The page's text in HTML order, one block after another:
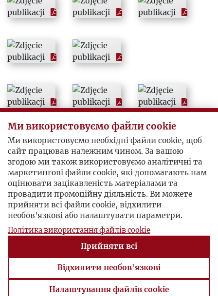
2003
2006
2007
2008
2009
2010
Ми використовуємо файли cookie
Ми використовуємо необхідні файли cookie, щоб
сайт працював належним чином. За вашою
згодою ми також використовуємо аналітичні та
маркетингові файли cookie, які допомагають нам
оцінювати зацікавленість матеріалами та
провадити промоційну діяльність. Ви можете
прийняти всі файли cookie, відхилити
необов'язкові або налаштувати параметри.
Політика використання файлів cookie
Прийняти всі
Відхилити необов'язкові
Налаштування файлів cookie